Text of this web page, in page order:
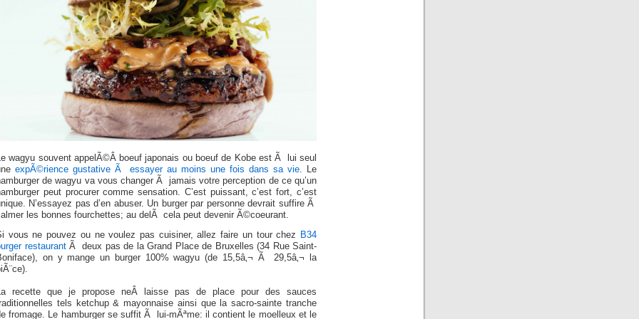
Le wagyu souvent appelÃ©Â boeuf japonais ou boeuf de Kobe est Ã lui seul
expÃ©rience gustative Ã essayer au moins une fois dans sa vie . Le
de wagyu va vous changer Ã jamais votre perception de ce qu’un
peut procurer comme sensation. C’est puissant, c’est fort, c’est
N’essayez pas d’en abuser. Un burger par personne devrait suffire Ã
les bonnes fourchettes; au delÃ cela peut devenir Ã©coeurant.
vous ne pouvez ou ne voulez pas cuisiner, allez faire un tour chez
B34
restaurantÃ deux pas de la Grand Place de Bruxelles (34 Rue Saint-
on y mange un burger 100% wagyu (de 15,5â‚¬ Ã 29,5â‚¬ la
recette que je propose neÂ laisse pas de place pour des sauces
tels ketchup & mayonnaise ainsi que la sacro-sainte tranche
fromage. Le hamburger se suffit Ã lui-mÃªme: il contient le moelleux et le